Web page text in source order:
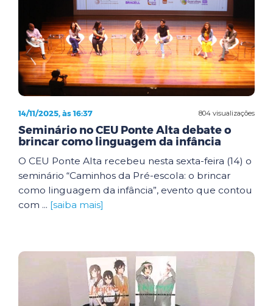
804 visualizações
14/11/2025, às 16:37
Seminário no CEU Ponte Alta debate o
brincar como linguagem da infância
O CEU Ponte Alta recebeu nesta sexta-feira (14) o
seminário “Caminhos da Pré-escola: o brincar
como linguagem da infância”, evento que contou
com ... [saiba mais]